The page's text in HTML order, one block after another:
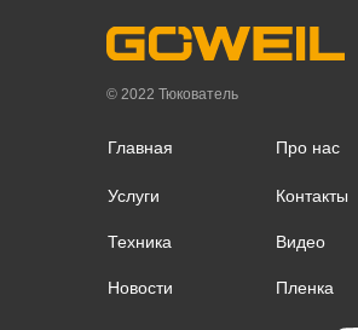
Главная
© 2022 Тюкователь
Про нас
Услуги
Техника Видео
Контакты
Новости Пленка